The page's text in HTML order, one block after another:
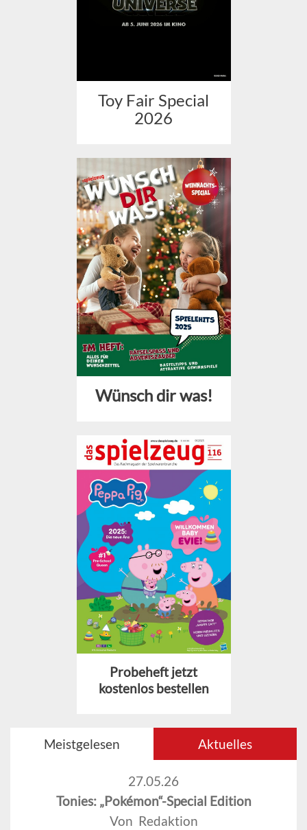
Toy Fair Special
2026
Wünsch dir was!
Probeheft jetzt
kostenlos bestellen
Meistgelesen Aktuelles
27.05.26
Tonies: „Pokémon“-Special Edition
Von Redaktion